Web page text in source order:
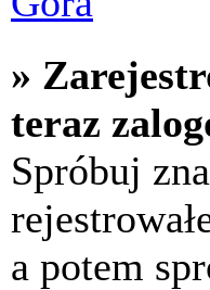
»
teraz
Spróbuj
a potem